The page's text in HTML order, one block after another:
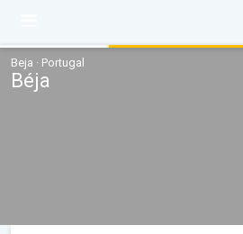
Beja · Portugal
Béja